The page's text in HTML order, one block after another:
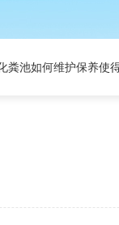
粪池如何维护保养使